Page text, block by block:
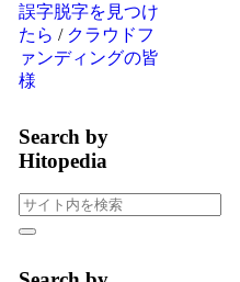
誤字脱字を見つけ
たら / クラウドフ
ァンディングの皆
様
Search by
Hitopedia